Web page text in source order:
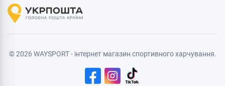
© 2026 WAYSPORT - інтернет магазин спортивного харчування.